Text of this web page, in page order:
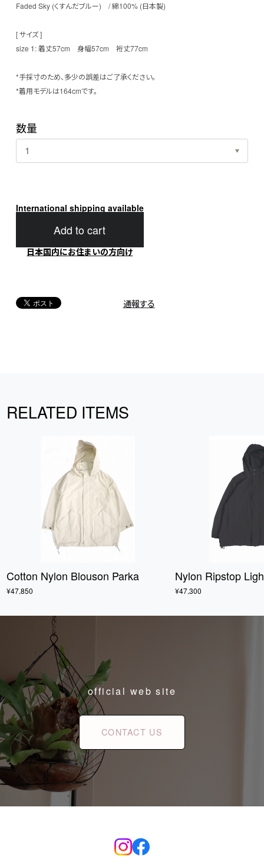
Faded Sky (くすんだブルー) / 綿100% (日本製)
[ サイズ ]
size 1: 着丈57cm 身幅57cm 裄丈77cm
*手採寸のため、多少の誤差はご了承ください。
*着用モデルは164cmです。
数量
International shipping available
Add to cart
日本国内にお住まいの方向け
通報する
RELATED ITEMS
Cotton Nylon Blouson Parka
¥47,850
Nylon Ripstop
¥47,300
official web site
CONTACT US